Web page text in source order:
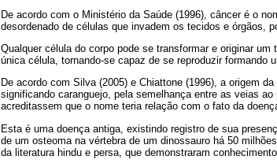
De acordo com o Ministério da Saúde (1996), câncer é o
desordenado de células que invadem os tecidos e órgãos,
Qualquer célula do corpo pode se transformar e originar
única célula, tornando-se capaz de se reproduzir formando
De acordo com Silva (2005) e Chiattone (1996), a origem
significando caranguejo, pela semelhança entre as veias
acreditassem que o nome teria relação com o fato da
Esta é uma doença antiga, existindo registro de sua
de um osteoma na vértebra de um dinossauro há 50
da literatura hindu e persa, que demonstraram